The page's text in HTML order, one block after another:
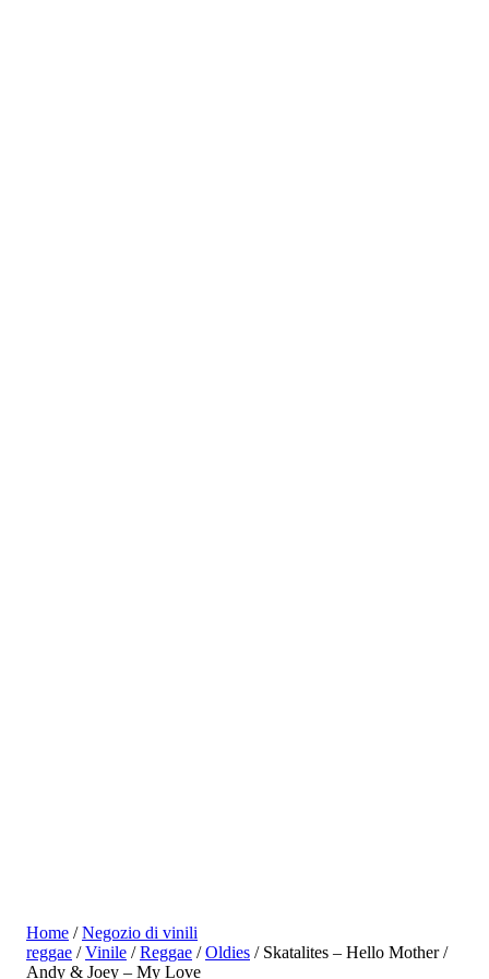
Home /Negozio di vinili
reggae /Vinile /Reggae /Oldies / Skatalites – Hello Mother /
Andy & Joey – My Love